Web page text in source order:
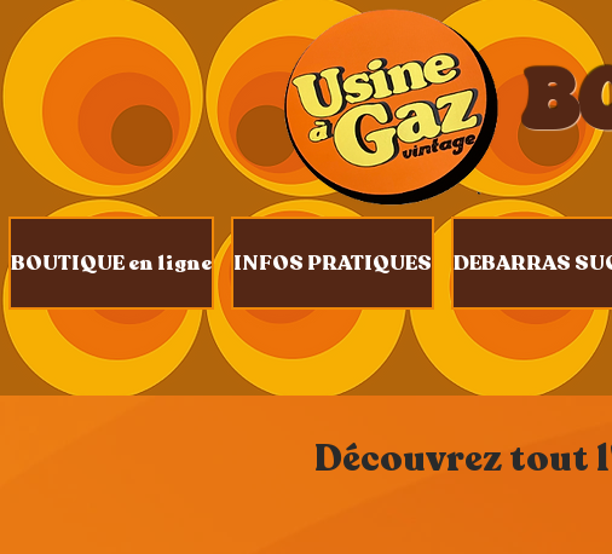
BOUTIQUE en ligne INFOS PRATIQUES DEBARRAS
Découvrez tout